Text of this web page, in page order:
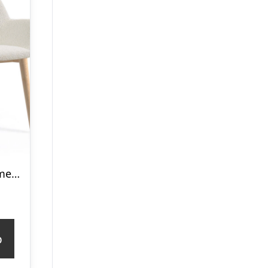
Spisebordsstol med armlæn Kave Home Konna polstret bouclé hvid egetræstel